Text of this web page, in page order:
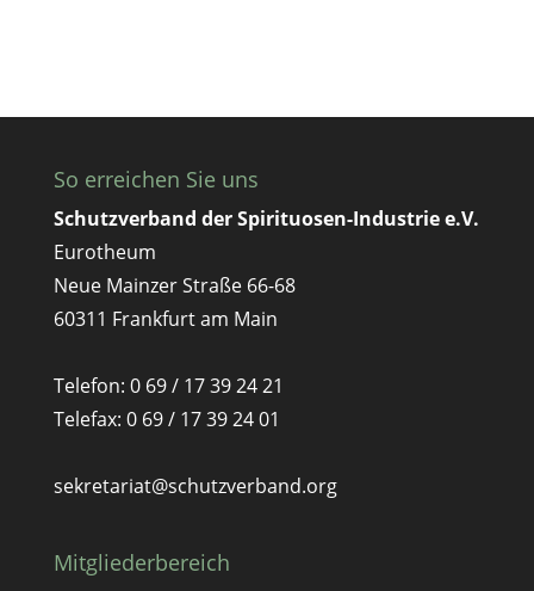
So erreichen Sie uns
Schutzverband der Spirituosen-Industrie e.V.
Eurotheum
Neue Mainzer Straße 66-68
60311 Frankfurt am Main
Telefon: 0 69 / 17 39 24 21
Telefax: 0 69 / 17 39 24 01
sekretariat@schutzverband.org
Mitgliederbereich